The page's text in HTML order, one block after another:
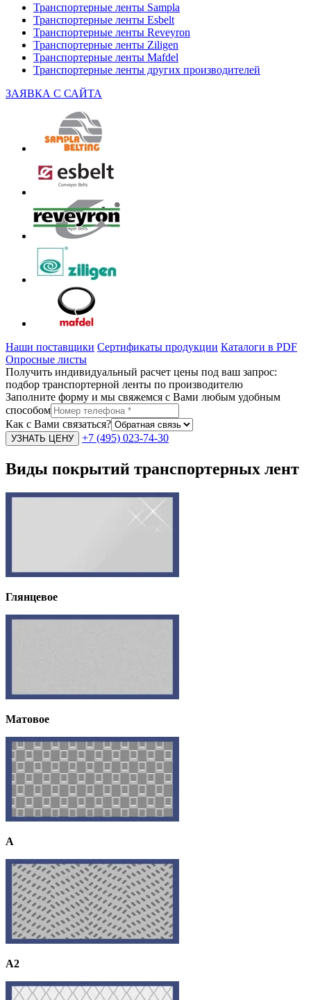
Транспортерные ленты Sampla
Транспортерные ленты Esbelt
Транспортерные ленты Reveyron
Транспортерные ленты Ziligen
Транспортерные ленты Mafdel
Транспортерные ленты других производителей
ЗАЯВКА С САЙТА
Наши поставщики Сертификаты продукции Каталоги в PDF
Опросные листы
Получить индивидуальный расчет цены под ваш запрос:
подбор транспортерной ленты по производителю
Заполните форму и мы свяжемся с Вами любым удобным
способом
Как с Вами связаться?
+7 (495) 023-74-30
Виды покрытий транспортерных лент
Глянцевое
Матовое
A
A2